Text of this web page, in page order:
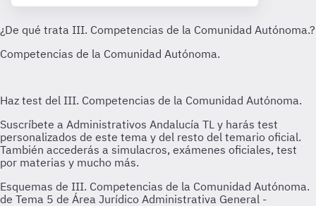
Esquemas de III. Competencias de la Comunidad Autónoma.
de Tema 5 de Área Jurídico Administrativa General -